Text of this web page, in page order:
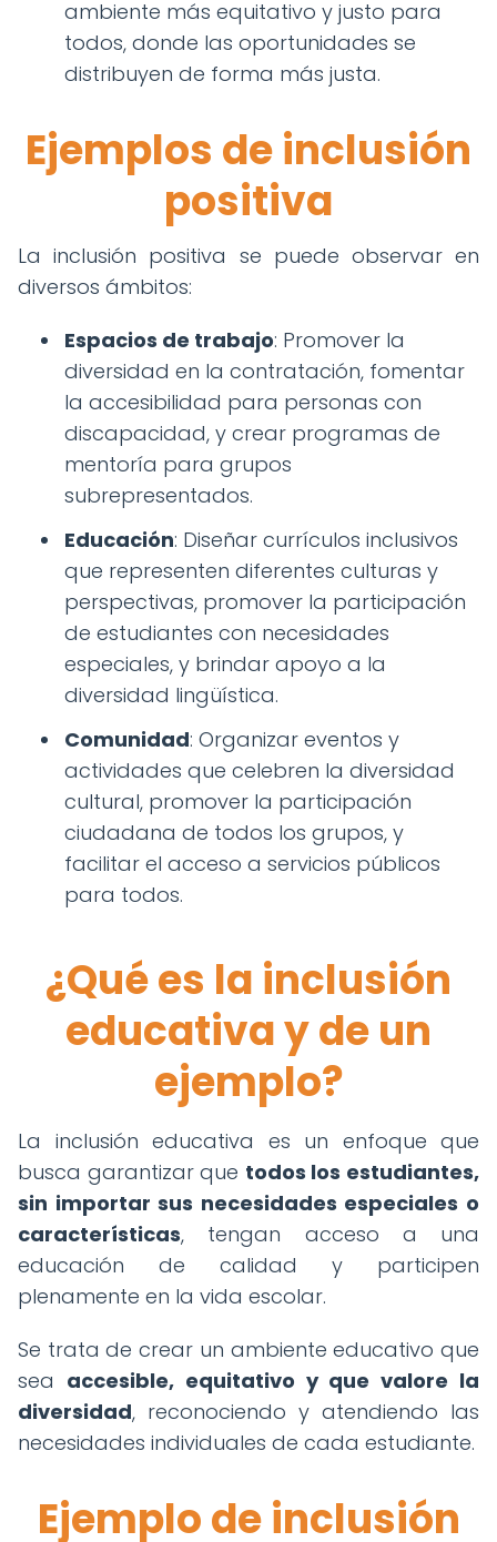
ambiente más equitativo y justo para
todos, donde las oportunidades se
distribuyen de forma más justa.
Ejemplos de inclusión
positiva
La inclusión positiva se puede observar en
diversos ámbitos:
Espacios de trabajo: Promover la
diversidad en la contratación, fomentar
la accesibilidad para personas con
discapacidad, y crear programas de
mentoría para grupos
subrepresentados.
Educación: Diseñar currículos inclusivos
que representen diferentes culturas y
perspectivas, promover la participación
de estudiantes con necesidades
especiales, y brindar apoyo a la
diversidad lingüística.
Comunidad: Organizar eventos y
actividades que celebren la diversidad
cultural, promover la participación
ciudadana de todos los grupos, y
facilitar el acceso a servicios públicos
para todos.
¿Qué es la inclusión
educativa y de un
ejemplo?
La inclusión educativa es un enfoque que
busca garantizar que todos los estudiantes,
sin importar sus necesidades especiales o
características, tengan acceso a una
educación de calidad y participen
plenamente en la vida escolar.
Se trata de crear un ambiente educativo que
sea accesible, equitativo y que valore la
diversidad, reconociendo y atendiendo las
necesidades individuales de cada estudiante.
Ejemplo de inclusión